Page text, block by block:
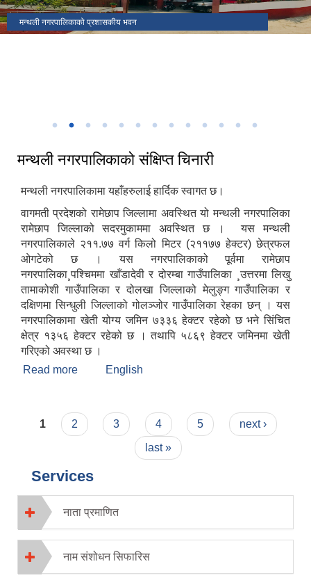
निकृष्ट बालश्रममुक्त, बालविवाहमुक्त, अनिवार्य तथा निःशुल्क शिक्षा सुनिश्चितता र
मन्थली नगरपालिकाको प्रशासकीय भवन
मन्थली नगरपालिका वडा नं २ मा अवस्थित निलकण्ठेश्वर मन्दिर
ढिकुरीदेवी मन्दिर भटौली
थानापती महादेव मन्दिर मनपा ५ सुनारपानी
थानापती महादेव मन्दिर पुरानागाँउ मनपा ९
मन्थली नगरपालिका वडा नं ८ मा अवस्थित चिसापानीगढी
मकैको खेती पुस्तकका लेखक(साहित्यिक सहिद) सुब्बा कृष्णलाल अधिकारीको
जन्मस्थान
हर्रेचिण्डे फुलासी
नगरपालिका कार्यालयबाट तामाकोशी नदी
मन्थली नगरपालिकाको संक्षिप्त चिनारी
मन्थली नगरपालिकामा यहाँहरुलाई हार्दिक स्वागत छ।
वागमती प्रदेशको रामेछाप जिल्लामा अवस्थित यो मन्थली नगरपालिका
रामेछाप जिल्लाको सदरमुकाममा अवस्थित छ । यस मन्थली
नगरपालिकाले २११.७७ वर्ग किलो मिटर (२११७७ हेक्टर) छेत्रफल
ओगटेको छ । यस नगरपालिकाको पूर्वमा रामेछाप
नगरपालिका¸पश्चिममा खाँडादेवी र दोरम्बा गाउँपालिका ¸उत्तरमा लिखु
तामाकोशी गाउँपालिका र दोलखा जिल्लाको मेलुङ्ग गाउँपालिका र
दक्षिणमा सिन्धुली जिल्लाको गोलञ्जोर गाउँपालिका रेहका छन् । यस
नगरपालिकामा खेती योग्य जमिन ७३३६ हेक्टर रहेको छ भने सिंचित
क्षेत्र १३५६ हेक्टर रहेको छ । तथापि ५८६९ हेक्टर जमिनमा खेती
गरिएको अवस्था छ ।
Read more about मन्थली नगरपालिकाको संक्षिप्त चिनारी
English
Pages
1 2 3 4 5
next ›
last »
Services
नाता प्रमाणित
नाम संशोधन सिफारिस